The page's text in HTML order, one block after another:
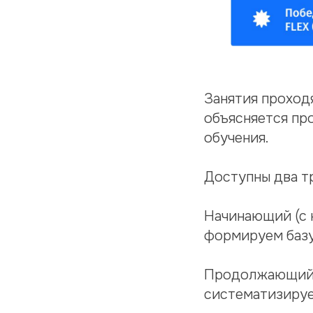
Занятия
объясняется
обучения.
Доступны два
Начинающий (с
формируем
Продолжающий